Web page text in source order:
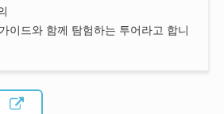
이드와 함께 탐험하는 투어라고 합니